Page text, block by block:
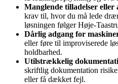
Manglende tilladelser eller
krav til, hvor du må lede
løsningen følger
Dårlig adgang for
eller føre til improviserede
holdbarhed.
Utilstrækkelig
skriftlig dokumentation
eller få dækket fejl.